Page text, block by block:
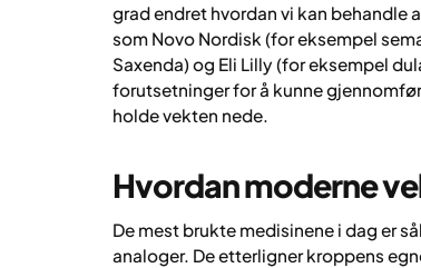
grad endret hvordan vi kan behandle
som Novo Nordisk (for eksempel
Saxenda) og Eli Lilly (for eksempel
forutsetninger for å kunne
holde vekten nede.
Hvordan moderne
De mest brukte medisinene i dag er
analoger. De etterligner kroppens